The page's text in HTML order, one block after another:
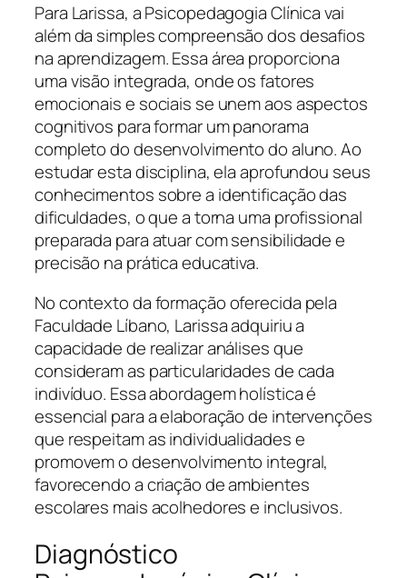
Para Larissa, a Psicopedagogia Clínica vai
além da simples compreensão dos desafios
na aprendizagem. Essa área proporciona
uma visão integrada, onde os fatores
emocionais e sociais se unem aos aspectos
cognitivos para formar um panorama
completo do desenvolvimento do aluno. Ao
estudar esta disciplina, ela aprofundou seus
conhecimentos sobre a identificação das
dificuldades, o que a torna uma profissional
preparada para atuar com sensibilidade e
precisão na prática educativa.
No contexto da formação oferecida pela
Faculdade Líbano, Larissa adquiriu a
capacidade de realizar análises que
consideram as particularidades de cada
indivíduo. Essa abordagem holística é
essencial para a elaboração de intervenções
que respeitam as individualidades e
promovem o desenvolvimento integral,
favorecendo a criação de ambientes
escolares mais acolhedores e inclusivos.
Diagnóstico